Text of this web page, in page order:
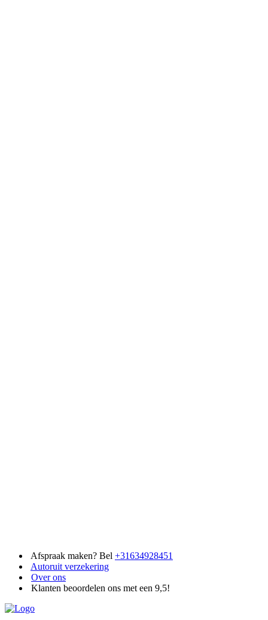
Afspraak maken? Bel +31634928451
Autoruit verzekering
Over ons
Klanten beoordelen ons met een 9,5!